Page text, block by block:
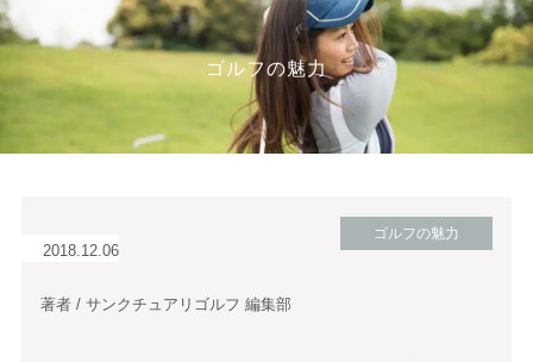
ゴルフの魅力
2018.12.06
ゴルフの魅力
著者 / サンクチュアリゴルフ 編集部